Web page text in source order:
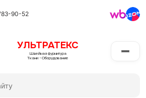
90-52
УЛЬТРАТЕКС
Швейная фурнитура
Ткани • Оборудование